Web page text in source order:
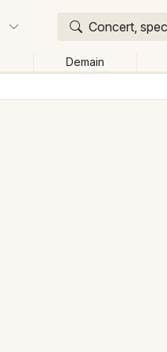
Concert,
Demain